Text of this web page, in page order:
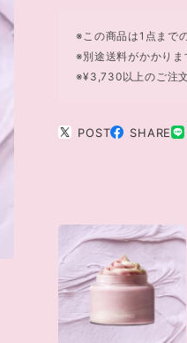
※この商品は1点まで
※別途送料がかかりま
※¥3,730以上のご注
POST SHARE